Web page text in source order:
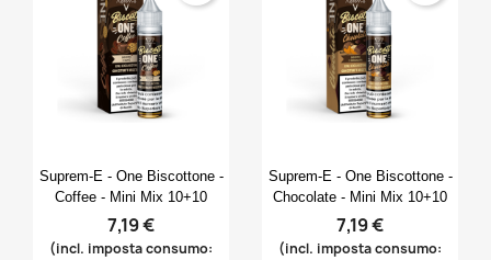
Anteprima
Suprem-E - One Biscottone -
Coffee - Mini Mix 10+10
7,19 €
(incl. imposta consumo:
Anteprima
Suprem-E - One Biscottone -
Chocolate - Mini Mix 10+10
7,19 €
(incl. imposta consumo: